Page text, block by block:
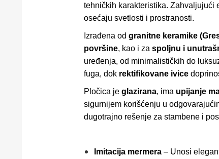
tehničkih karakteristika. Zahvaljujući
osećaju svetlosti i prostranosti.
Izrađena od granitne keramike
površine, kao i za spoljnu i
uređenja, od minimalističkih do
fuga, dok rektifikovane ivice
Pločica je glazirana, ima upijanje
sigurnijem korišćenju u
dugotrajno rešenje za stambene i
Imitacija mermera– Unosi